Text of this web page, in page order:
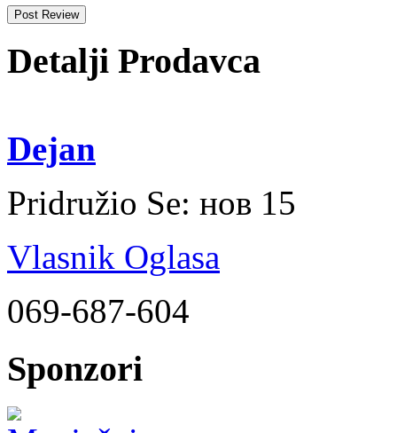
Detalji Prodavca
Dejan
Pridružio Se: нов 15
Vlasnik Oglasa
069-687-604
Sponzori